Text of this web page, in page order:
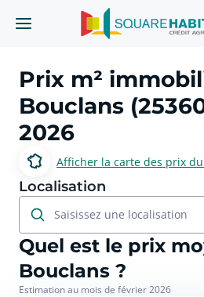
Prix m²
Bouclans
2026
Afficher la carte des prix du
Localisation
Saisissez une localisation
Quel est le prix
Bouclans ?
Estimation au mois de février 2026